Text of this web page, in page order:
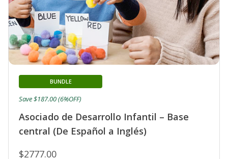
Asociado de Desarrollo Infantil – Base
central (De Español a Inglés)
BUNDLE
$2777.00
Save $187.00 (6%OFF)